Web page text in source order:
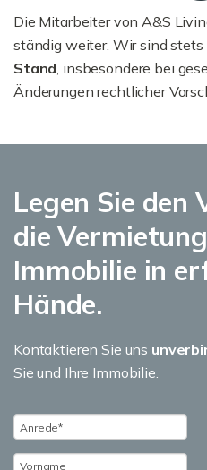
Die Mitarbeiter von A&S
ständig weiter. Wir sind stets
Stand, insbesondere bei
Änderungen rechtlicher
Legen Sie den
die
Immobilie in
Hände.
Kontaktieren Sie uns
Sie und Ihre Immobilie.